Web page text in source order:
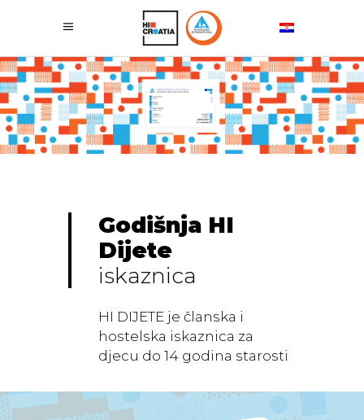
Godišnja HI
Dijete
iskaznica
HI DIJETE je članska i
hostelska iskaznica za
djecu do 14 godina starosti